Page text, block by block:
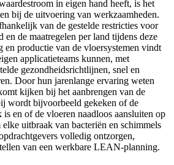
in eigen hand heeft, is het
bij de uitvoering van werkzaamheden.
van de gestelde restricties voor
en de maatregelen per land tijdens deze
productie van de vloersystemen vindt
applicatieteams kunnen, met
gezondheidsrichtlijnen, snel en
Door hun jarenlange ervaring weten
kijken bij het aanbrengen van de
wordt bijvoorbeeld gekeken of de
en of de vloeren naadloos aansluiten op
uitbraak van bacteriën en schimmels
volledig ontzorgen,
van een werkbare LEAN-planning.